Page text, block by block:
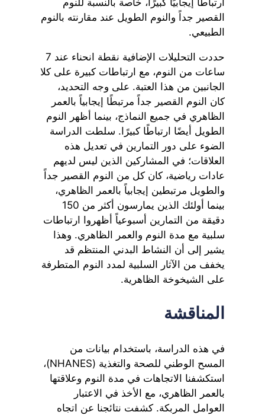
القصير جداً والنوم الطويل عند مقارنته بالنوم
الطبيعي.
حددت التحليلات الإضافية نقطة انحناء عند 7
ساعات من النوم، مع ارتباطات كبيرة على كلا
الجانبين من هذا العتبة. على وجه التحديد،
كان النوم القصير جداً مرتبطًا إيجابياً بالعمر
الظاهري في جميع النماذج، بينما أظهر النوم
الطويل أيضًا ارتباطًا كبيرًا. سلطت الدراسة
الضوء على دور التمارين في تعديل هذه
العلاقات؛ في المشاركين الذين ليس لديهم
عادات رياضية، كان كل من النوم القصير جداً
والطويل مرتبطين إيجابياً بالعمر الظاهري،
بينما أولئك الذين يمارسون أكثر من 150
دقيقة من التمارين أسبوعياً أظهروا ارتباطات
سلبية مع مدة النوم والعمر الظاهري. وهذا
يشير إلى أن النشاط البدني المنتظم قد
يخفف من الآثار السلبية لمدد النوم المتطرفة
على الشيخوخة الظاهرية.
المناقشة
في هذه الدراسة، باستخدام بيانات من
المسح الوطني للصحة والتغذية (NHANES)،
استكشفنا الاتجاهات في مدة النوم وعلاقتها
بالعمر الظاهري، مع الأخذ في الاعتبار
العوامل المربكة. كشفت نتائجنا عن اتجاه